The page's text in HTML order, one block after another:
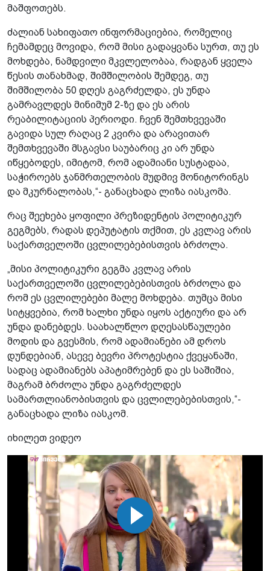
მაშფოთებს.
ძალიან სახიფათო ინფორმაციებია, რომელიც
ჩემამდეც მოვიდა, რომ მისი გადაყვანა სურთ, თუ ეს
მოხდება, ნამდვილი მკვლელობაა, რადგან ყველა
წესის თანახმად, შიმშილობის შემდეგ, თუ
შიმშილობა 50 დღეს გაგრძელდა, ეს უნდა
გამრავლდეს მინიმუმ 2-ზე და ეს არის
რეაბილიტაციის პერიოდი. ჩვენ შემთხვევაში
გავიდა სულ რაღაც 2 კვირა და არავითარ
შემთხვევაში მსგავსი საუბარიც კი არ უნდა
იწყებოდეს, იმიტომ, რომ ადამიანი სუსტადაა,
საჭიროებს ჯანმრთელობის მუდმივ მონიტორინგს
და მკურნალობას,“- განაცხადა ლიზა იასკომა.
რაც შეეხება ყოფილი პრეზიდენტის პოლიტიკურ
გეგმებს, რადას დეპუტატის თქმით, ეს კვლავ არის
საქართველოში ცვლილებებისთვის ბრძოლა.
„მისი პოლიტიკური გეგმა კვლავ არის
საქართველოში ცვლილებებისთვის ბრძოლა და
რომ ეს ცვლილებები მალე მოხდება. თუმცა მისი
სიტყვებია, რომ ხალხი უნდა იყოს აქტიური და არ
უნდა დანებდეს. საახალწლო დღესასწაულები
მოდის და გვესმის, რომ ადამიანები ამ დროს
დუნდებიან, ასევე ბევრი პროტესტია ქვეყანაში,
სადაც ადამიანებს აპატიმრებენ და ეს საშიშია,
მაგრამ ბრძოლა უნდა გაგრძელდეს
სამართლიანობისთვის და ცვლილებებისთვის,“-
განაცხადა ლიზა იასკომ.
იხილეთ ვიდეო